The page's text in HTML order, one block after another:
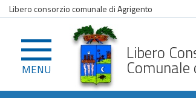
Libero consorzio comunale di Agrigento
MENU
Libero
Comunale